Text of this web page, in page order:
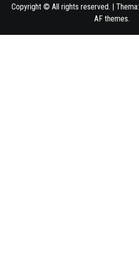
Copyright © All rights reserved. | Thema:
AF themes.